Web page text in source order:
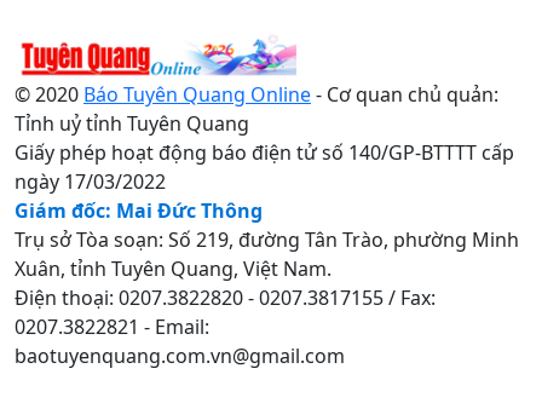
© 2020 Báo Tuyên Quang Online- Cơ quan chủ quản:
Tỉnh uỷ tỉnh Tuyên Quang
Giấy phép hoạt động báo điện tử số 140/GP-BTTTT cấp
ngày 17/03/2022
Giám đốc: Mai Đức Thông
Trụ sở Tòa soạn: Số 219, đường Tân Trào, phường Minh
Xuân, tỉnh Tuyên Quang, Việt Nam.
Điện thoại: 0207.3822820 - 0207.3817155 / Fax:
0207.3822821 - Email:
baotuyenquang.com.vn@gmail.com